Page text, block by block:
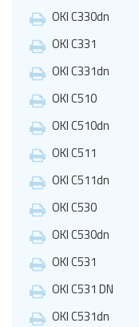
OKI C330dn
OKI C331
OKI C331dn
OKI C510
OKI C510dn
OKI C511
OKI C511dn
OKI C530
OKI C530dn
OKI C531
OKI C531 DN
OKI C531dn